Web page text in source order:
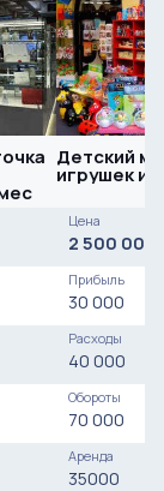
Детский
игрушек и
Цена
2 500 000
Прибыль
30 000
Расходы
40 000
Обороты
70 000
Аренда
35000